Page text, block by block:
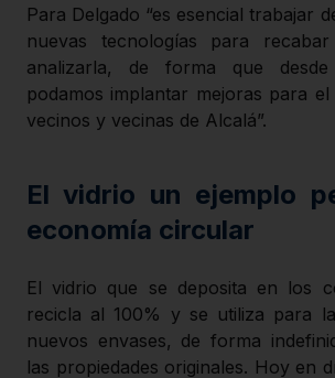
Para Delgado “es esencial trabajar
nuevas tecnologías para
analizarla, de forma que
podamos implantar mejoras para
vecinos y vecinas de Alcalá”.
El vidrio un ejemplo
economía circular
El vidrio que se deposita en los
recicla al 100% y se utiliza para
nuevos envases, de forma
las propiedades originales. Hoy en